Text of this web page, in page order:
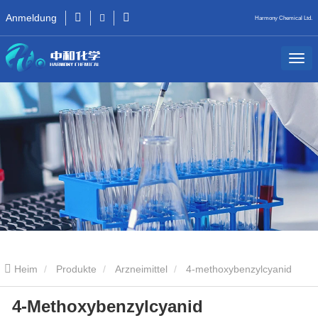
Anmeldung Harmony Chemical Ltd.
Heim Produkte Arzneimittel 4-methoxybenzylcyanid
4-Methoxybenzylcyanid